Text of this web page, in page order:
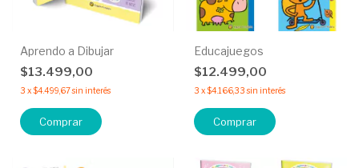
Aprendo a Dibujar
$13.499,00
3 x$4.499,67sin interés
Educajuegos
$12.499,00
3 x$4.166,33 sin interés
Comprar